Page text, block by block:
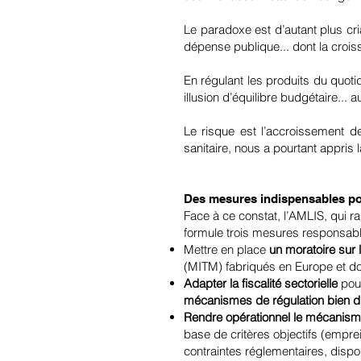
Le paradoxe est d’autant plus
dépense publique... dont la
En régulant les produits du
illusion d’équilibre budgétaire...
Le risque est l’accroissement
sanitaire, nous a pourtant appris
Des mesures indispensables
Face à ce constat, l’AMLIS, qui
formule trois mesures
Mettre en place un moratoire
(MITM) fabriqués en Europe et
Adapter la fiscalité sectorielle
mécanismes de régulation bien
Rendre opérationnel le
base de critères objectifs
contraintes réglementaires,